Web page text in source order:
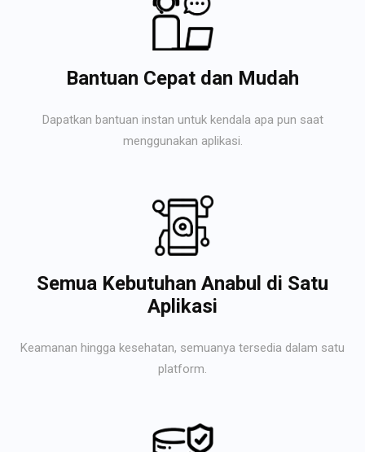
Bantuan Cepat dan Mudah
Dapatkan bantuan instan untuk kendala apa pun saat
menggunakan aplikasi.
Semua Kebutuhan Anabul di Satu
Aplikasi
Keamanan hingga kesehatan, semuanya tersedia dalam satu
platform.